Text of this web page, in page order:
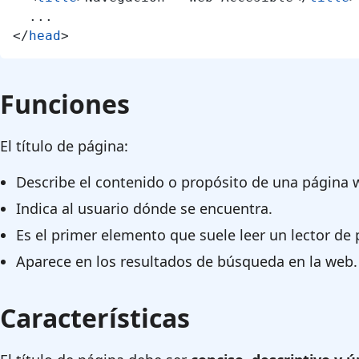
</head>
Funciones
El título de página:
Describe el contenido o propósito de una página
Indica al usuario dónde se encuentra.
Es el primer elemento que suele leer un lector de
Aparece en los resultados de búsqueda en la web.
Características